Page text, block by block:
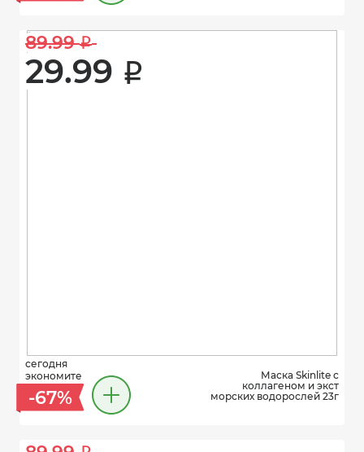
89.99 i
29.99 i
сегодня
экономите
-67%
Маска Skinlite с
коллагеном и экст
морских водорослей 23г